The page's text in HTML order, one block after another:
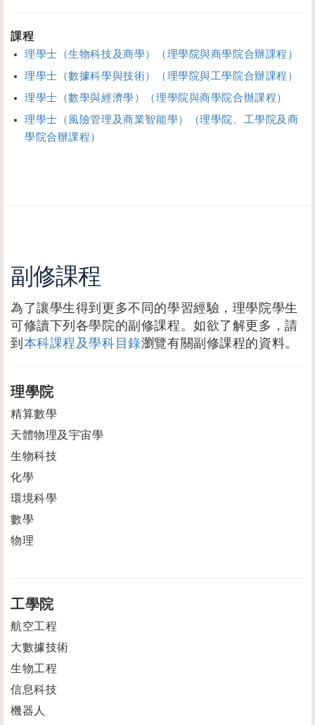
課程
理學士（生物科技及商學）（理學院與商學院合辦課程）
理學士（數據科學與技術）（理學院與工學院合辦課程）
理學士（數學與經濟學）（理學院與商學院合辦課程）
理學士（風險管理及商業智能學）（理學院、工學院及商
學院合辦課程）
副修課程
為了讓學生得到更多不同的學習經驗，理學院學生
可修讀下列各學院的副修課程。如欲了解更多，請
到本科課程及學科目錄瀏覽有關副修課程的資料。
理學院
精算數學
天體物理及宇宙學
生物科技
化學
環境科學
數學
物理
工學院
航空工程
大數據技術
生物工程
信息科技
機器人